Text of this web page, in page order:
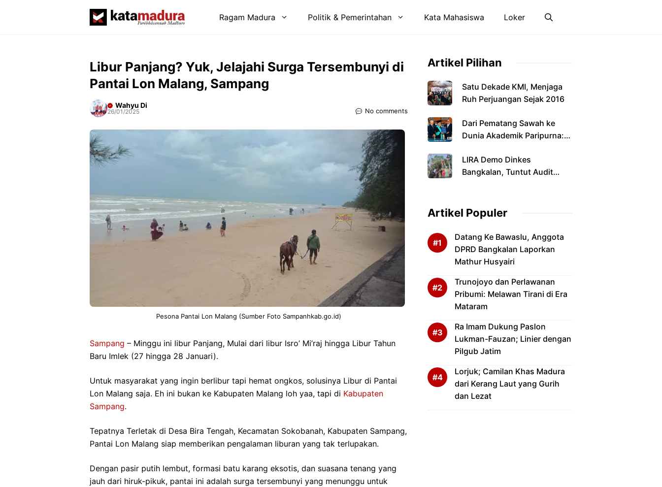
Ragam Madura Politik & Pemerintahan Kata Mahasiswa Loker
Libur Panjang? Yuk, Jelajahi Surga Tersembunyi di
Pantai Lon Malang, Sampang
Wahyu Di
26/01/2025 No comments
Pesona Pantai Lon Malang (Sumber Foto Sampanhkab.go.id)
Sampang – Minggu ini libur Panjang, Mulai dari libur Isro’ Mi’raj hingga Libur Tahun
Baru Imlek (27 hingga 28 Januari).
Untuk masyarakat yang ingin berlibur tapi hemat ongkos, solusinya Libur di Pantai
Lon Malang saja. Eh ini bukan ke Kabupaten Malang loh yaa, tapi di Kabupaten
Sampang.
Tepatnya Terletak di Desa Bira Tengah, Kecamatan Sokobanah, Kabupaten Sampang,
Pantai Lon Malang siap memberikan pengalaman liburan yang tak terlupakan.
Dengan pasir putih lembut, formasi batu karang eksotis, dan suasana tenang yang
jauh dari hiruk-pikuk, pantai ini adalah surga tersembunyi yang menunggu untuk
Artikel Pilihan
Satu Dekade KMI, Menjaga
Ruh Perjuangan Sejak 2016
Dari Pematang Sawah ke
Dunia Akademik Paripurna:
yang Menyandang Gelar
Doktor
LIRA Demo Dinkes
Bangkalan, Tuntut Audit
Artikel Populer
Datang Ke Bawaslu, Anggota
DPRD Bangkalan Laporkan
Mathur Husyairi
Trunojoyo dan Perlawanan
Pribumi: Melawan Tirani di Era
Mataram
Ra Imam Dukung Paslon
Lukman-Fauzan; Linier dengan
Pilgub Jatim
Lorjuk; Camilan Khas Madura
dari Kerang Laut yang Gurih
dan Lezat